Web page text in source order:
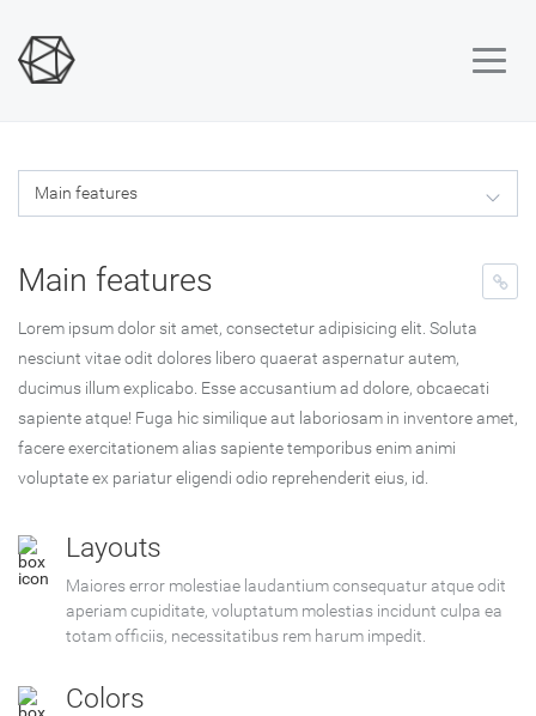
Main features
Lorem ipsum dolor sit amet, consectetur adipisicing elit. Soluta
nesciunt vitae odit dolores libero quaerat aspernatur autem,
ducimus illum explicabo. Esse accusantium ad dolore, obcaecati
sapiente atque! Fuga hic similique aut laboriosam in inventore amet,
facere exercitationem alias sapiente temporibus enim animi
voluptate ex pariatur eligendi odio reprehenderit eius, id.
Layouts
Maiores error molestiae laudantium consequatur atque odit
aperiam cupiditate, voluptatum molestias incidunt culpa ea
totam officiis, necessitatibus rem harum impedit.
Colors